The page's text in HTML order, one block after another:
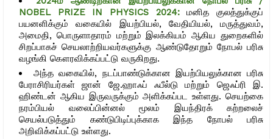
NOBEL PRIZE IN PHYSICS 2024:மனித குலத்துக்குப்
பயனளிக்கும் வகையில் இயற்பியல், வேதியியல், மருத்துவம்,
அமைதி, பொருளாதாரம் மற்றும் இலக்கியம் ஆகிய துறைகளில்
சிறப்பாகச் செயலாற்றியவர்களுக்கு ஆண்டுதோறும் நோபல் பரிசு
வழங்கி கௌரவிக்கப்பட்டு வருகிறது.
அந்த வகையில், நடப்பாண்டுக்கான இயற்பியலுக்கான பரிசு
பேராசிரியர்கள் ஜான் ஜே.ஹாஃப் ஃபீல்டு மற்றும் ஜெஃப்ரி இ.
ஹிண்டன் ஆகிய இருவருக்கும் அளிக்கப்பட உள்ளது. செயற்கை
நரம்பியல் வலைப்பின்னல் மூலம் இயந்திரக் கற்றலைச்
செயல்படுத்தும் கண்டுபிடிப்புக்காக இந்த நோபல் பரிசு
அறிவிக்கப்பட்டு உள்ளது.